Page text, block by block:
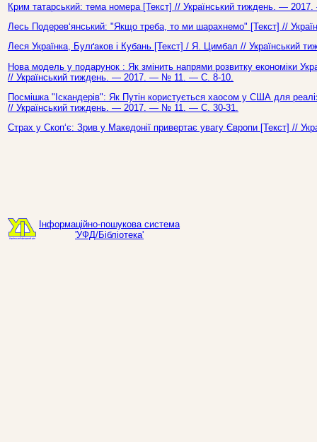
Крим татарський: тема номера [Текст] // Український тиждень. —
Лесь Подерев‘янський: "Якщо треба, то ми шарахнемо" [Текст] //
Леся Українка, Булґаков і Кубань [Текст] / Я. Цимбал //
Нова модель у подарунок : Як змінить напрями розвитку економіки
// Український тиждень. — 2017. — № 11. — С. 8-10.
Посмішка "Іскандерів": Як Путін користується хаосом у США для
// Український тиждень. — 2017. — № 11. — С. 30-31.
Страх у Скоп‘є: Зрив у Македонії привертає увагу Європи [Текст]
Інформаційно-пошукова система
'УФД/Бібліотека'